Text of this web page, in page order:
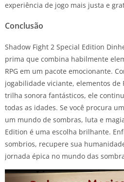
experiência de jogo mais justa e
Conclusão
Shadow Fight 2 Special Edition
prima que combina habilmente
RPG em um pacote emocionante.
jogabilidade viciante, elementos de
trilha sonora fantásticos, ele
todas as idades. Se você procura
um mundo de sombras, luta e
Edition é uma escolha brilhante.
sombrios, recupere sua
jornada épica no mundo das